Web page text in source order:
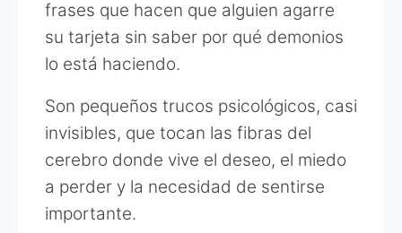
frases que hacen que alguien agarre
su tarjeta sin saber por qué demonios
lo está haciendo.
Son pequeños trucos psicológicos, casi
invisibles, que tocan las fibras del
cerebro donde vive el deseo, el miedo
a perder y la necesidad de sentirse
importante.